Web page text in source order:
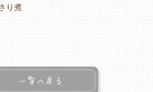
り煮
一覧へ戻る